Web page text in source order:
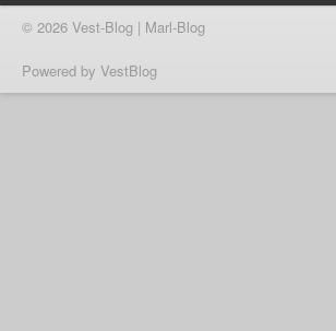
© 2026 Vest-Blog | Marl-Blog
Powered by VestBlog